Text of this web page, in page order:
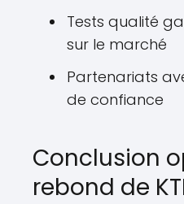
Tests qualité
sur le marché
Partenariats
de confiance
Conclusion
rebond de